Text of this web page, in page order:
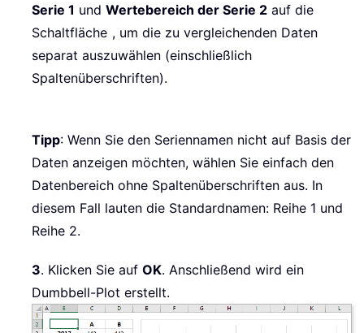
Serie 1 und Wertebereich der Serie 2 auf die
Schaltfläche , um die zu vergleichenden Daten
separat auszuwählen (einschließlich
Spaltenüberschriften).
Tipp: Wenn Sie den Seriennamen nicht auf Basis der
Daten anzeigen möchten, wählen Sie einfach den
Datenbereich ohne Spaltenüberschriften aus. In
diesem Fall lauten die Standardnamen: Reihe 1 und
Reihe 2.
3. Klicken Sie auf OK. Anschließend wird ein
Dumbbell-Plot erstellt.